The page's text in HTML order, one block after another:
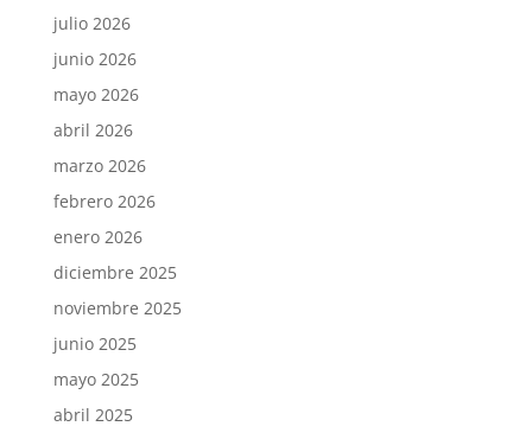
julio 2026
junio 2026
mayo 2026
abril 2026
marzo 2026
febrero 2026
enero 2026
diciembre 2025
noviembre 2025
junio 2025
mayo 2025
abril 2025